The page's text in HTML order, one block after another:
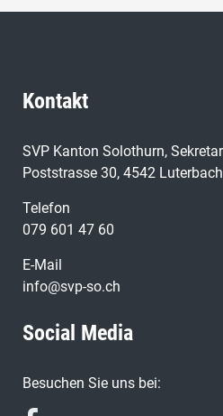
Kontakt
SVP Kanton Solothurn,
Poststrasse 30, 4542
Telefon
079 601 47 60
E-Mail
info@svp-so.ch
Social Media
Besuchen Sie uns bei: